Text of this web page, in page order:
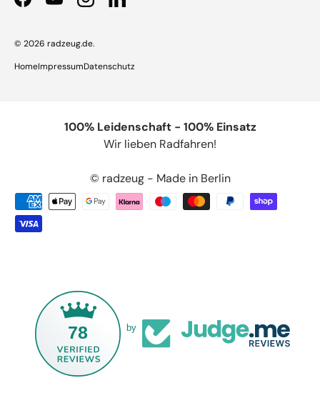
FacebookYouTubeInstagramLinkedIn
© 2026 radzeug.de.
HomeImpressumDatenschutz
100% Leidenschaft - 100% Einsatz
Wir lieben Radfahren!
© radzeug - Made in Berlin
78 by